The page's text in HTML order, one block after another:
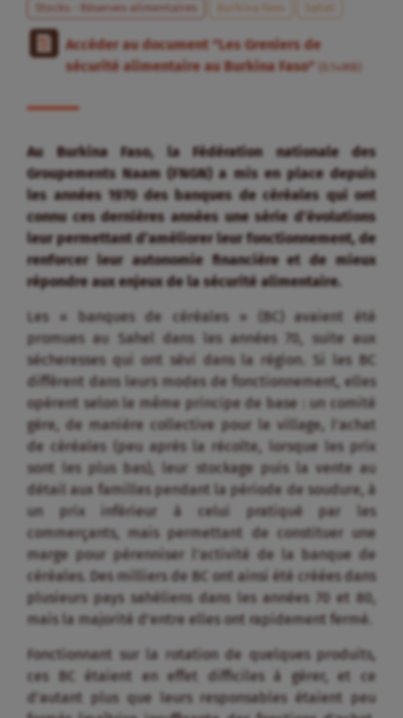
Stocks - Réserves alimentaires
Burkina Faso Sahel
Accéder au document "Les Greniers de
sécurité alimentaire au Burkina Faso"
(0.14MB)
Au Burkina Faso, la Fédération nationale des
Groupements Naam (FNGN) a mis en place depuis
les années 1970 des banques de céréales qui ont
connu ces dernières années une série d’évolutions
leur permettant d’améliorer leur fonctionnement, de
renforcer leur autonomie financière et de mieux
répondre aux enjeux de la sécurité alimentaire.
Les « banques de céréales » (BC) avaient été
promues au Sahel dans les années 70, suite aux
sécheresses qui ont sévi dans la région. Si les BC
diffèrent dans leurs modes de fonctionnement, elles
opèrent selon le même principe de base : un comité
gère, de manière collective pour le village, l’achat
de céréales (peu après la récolte, lorsque les prix
sont les plus bas), leur stockage puis la vente au
détail aux familles pendant la période de soudure, à
un prix inférieur à celui pratiqué par les
commerçants, mais permettant de constituer une
marge pour pérenniser l’activité de la banque de
céréales. Des milliers de BC ont ainsi été créées dans
plusieurs pays sahéliens dans les années 70 et 80,
mais la majorité d’entre elles ont rapidement fermé.
Fonctionnant sur la rotation de quelques produits,
ces BC étaient en effet difficiles à gérer, et ce
d’autant plus que leurs responsables étaient peu